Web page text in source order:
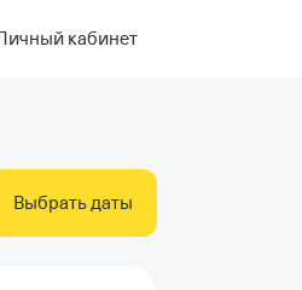
кабинет
Выбрать даты